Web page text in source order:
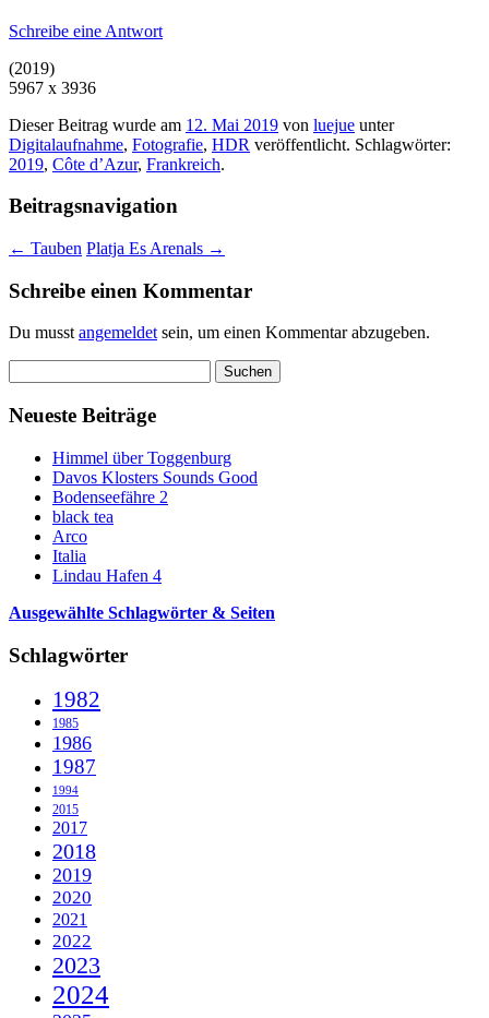
Schreibe eine Antwort
(2019)
5967 x 3936
Dieser Beitrag wurde am 12. Mai 2019 von luejue unter
Digitalaufnahme, Fotografie, HDR veröffentlicht. Schlagwörter:
2019, Côte d’Azur, Frankreich.
Beitragsnavigation
← Tauben Platja Es Arenals →
Schreibe einen Kommentar
Du musstangemeldetsein, um einen Kommentar abzugeben.
nach:
Neueste Beiträge
Himmel über Toggenburg
Davos Klosters Sounds Good
Bodenseefähre 2
black tea
Arco
Italia
Lindau Hafen 4
Ausgewählte Schlagwörter & Seiten
Schlagwörter
1982
1985
1986
1987
1994
2015
2017
2018
2019
2020
2021
2022
2023
2024